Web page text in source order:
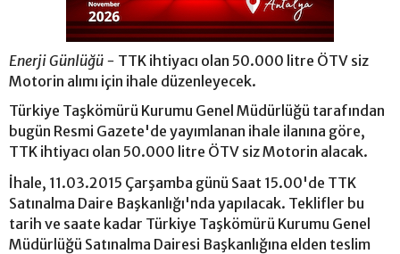
Enerji Günlüğü - TTK ihtiyacı olan 50.000 litre ÖTV siz
Motorin alımı için ihale düzenleyecek.
Türkiye Taşkömürü Kurumu Genel Müdürlüğü tarafından
bugün Resmi Gazete'de yayımlanan ihale ilanına göre,
TTK ihtiyacı olan 50.000 litre ÖTV siz Motorin alacak.
İhale, 11.03.2015 Çarşamba günü Saat 15.00'de TTK
Satınalma Daire Başkanlığı'nda yapılacak. Teklifler bu
tarih ve saate kadar Türkiye Taşkömürü Kurumu Genel
Müdürlüğü Satınalma Dairesi Başkanlığına elden teslim